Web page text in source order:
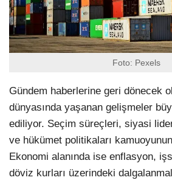
Foto: Pexels
Gündem haberlerine geri dönecek
dünyasında yaşanan gelişmeler
ediliyor. Seçim süreçleri, siyasi
ve hükümet politikaları
Ekonomi alanında ise enflasyon,
döviz kurları üzerindeki